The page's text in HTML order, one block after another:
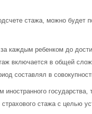
стажа, можно будет
каждым ребенком до
включается в общей
составлял в
иностранного
стажа с целью